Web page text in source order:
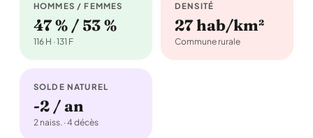
HOMMES / FEMMES
47 % / 53 %
116 H · 131 F
DENSITÉ
27 hab/km²
Commune rurale
SOLDE NATUREL
-2 / an
2 naiss. · 4 décès